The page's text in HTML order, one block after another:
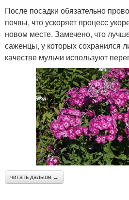
После посадки обязательно
почвы, что ускоряет процесс
новом месте. Замечено, что
саженцы, у которых сохранился
качестве мульчи используют
читать дальше →